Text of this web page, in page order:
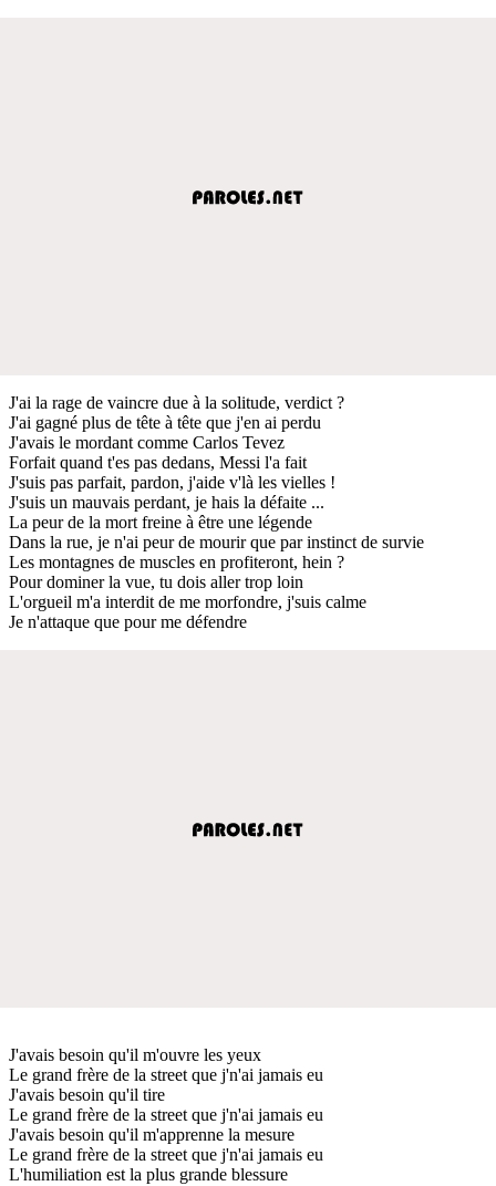
J'ai la rage de vaincre due à la solitude, verdict ?
J'ai gagné plus de tête à tête que j'en ai perdu
J'avais le mordant comme Carlos Tevez
Forfait quand t'es pas dedans, Messi l'a fait
J'suis pas parfait, pardon, j'aide v'là les vielles !
J'suis un mauvais perdant, je hais la défaite ...
La peur de la mort freine à être une légende
Dans la rue, je n'ai peur de mourir que par instinct de survie
Les montagnes de muscles en profiteront, hein ?
Pour dominer la vue, tu dois aller trop loin
L'orgueil m'a interdit de me morfondre, j'suis calme
Je n'attaque que pour me défendre
J'avais besoin qu'il m'ouvre les yeux
Le grand frère de la street que j'n'ai jamais eu
J'avais besoin qu'il tire
Le grand frère de la street que j'n'ai jamais eu
J'avais besoin qu'il m'apprenne la mesure
Le grand frère de la street que j'n'ai jamais eu
L'humiliation est la plus grande blessure